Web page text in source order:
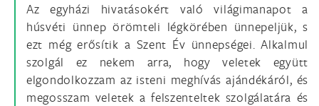
Az egyházi hivatásokért való világimanapot a
húsvéti ünnep örömteli légkörében ünnepeljük, s
ezt még erősítik a Szent Év ünnepségei. Alkalmul
szolgál ez nekem arra, hogy veletek együtt
elgondolkozzam az isteni meghívás ajándékáról, és
megosszam veletek a felszenteltek szolgálatára és